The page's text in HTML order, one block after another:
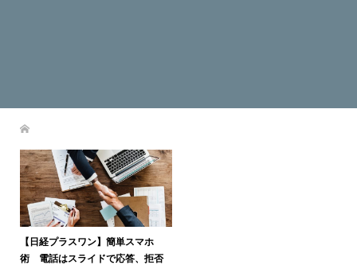
【日経プラスワン】簡単スマホ
術 電話はスライドで応答、拒否